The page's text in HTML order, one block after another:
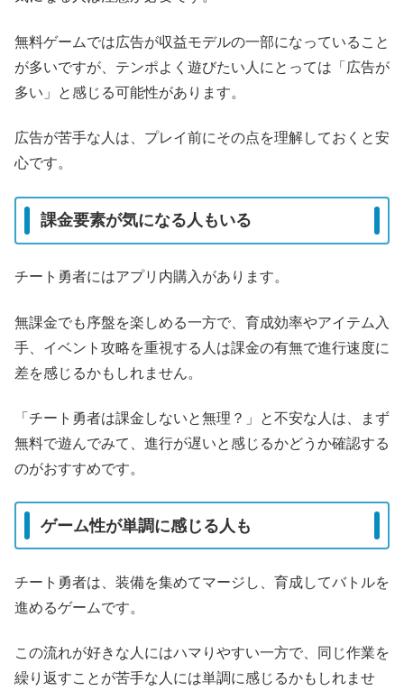
無料ゲームでは広告が収益モデルの一部になっていること
が多いですが、テンポよく遊びたい人にとっては「広告が
多い」と感じる可能性があります。
広告が苦手な人は、プレイ前にその点を理解しておくと安
心です。
課金要素が気になる人もいる
チート勇者にはアプリ内購入があります。
無課金でも序盤を楽しめる一方で、育成効率やアイテム入
手、イベント攻略を重視する人は課金の有無で進行速度に
差を感じるかもしれません。
「チート勇者は課金しないと無理？」と不安な人は、まず
無料で遊んでみて、進行が遅いと感じるかどうか確認する
のがおすすめです。
ゲーム性が単調に感じる人も
チート勇者は、装備を集めてマージし、育成してバトルを
進めるゲームです。
この流れが好きな人にはハマりやすい一方で、同じ作業を
繰り返すことが苦手な人には単調に感じるかもしれませ